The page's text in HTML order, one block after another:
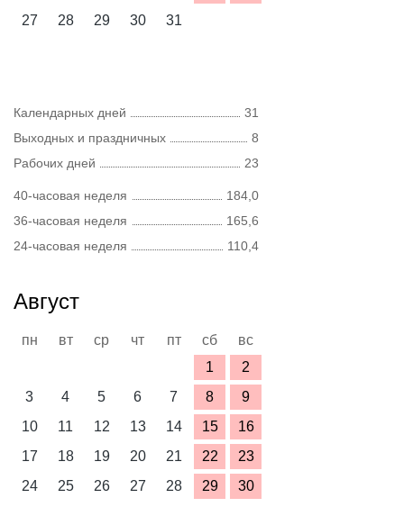
27
28 29 30 31
Календарных дней
31
Выходных и праздничных
8
Рабочих дней
23
40-часовая неделя
184,0
36-часовая неделя
165,6
24-часовая неделя
110,4
Август
пн вт ср чт пт сб
вс
1
2
3
4 5 6 7 8
9
10
11 12 13 14 15
16
17
18 19 20 21 22
23
24
25 26 27 28 29
30